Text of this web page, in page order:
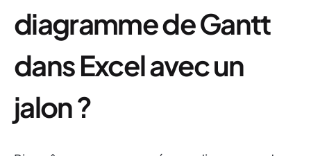
diagramme de Gantt
dans Excel avec un
jalon ?